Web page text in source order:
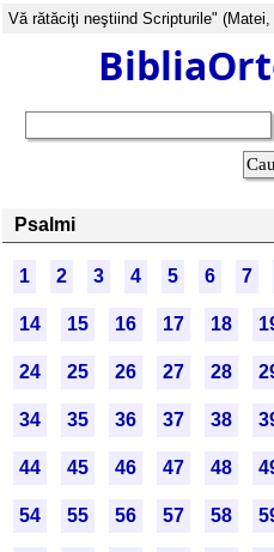
Vă rătăciţi neştiind Scripturile" (Matei,
Psalmi
1 2 3 4 5 6 7
14 15 16 17 18
24 25 26 27 28
34 35 36 37 38
44 45 46 47 48
54 55 56 57 58